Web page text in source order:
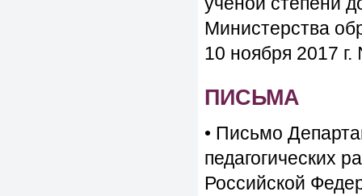
Министерства
10 ноября 2017
ПИСЬМА
• Письмо
педагогических
Российской